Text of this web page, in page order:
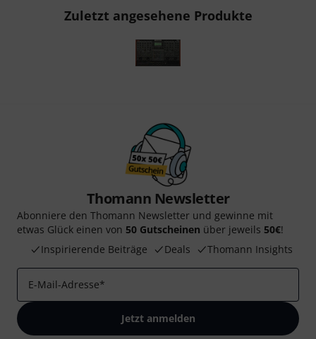
Zuletzt angesehene Produkte
Thomann Newsletter
Abonniere den Thomann Newsletter und gewinne mit
etwas Glück einen von 50 Gutscheinen über jeweils 50€!
Inspirierende Beiträge
Deals Thomann Insights
E-Mail-Adresse*
Jetzt anmelden